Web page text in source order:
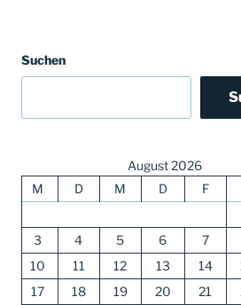
Suchen
August 2026
M
D M D F
3
4 5 6 7
10
11 12 13 14
17
18 19 20 21